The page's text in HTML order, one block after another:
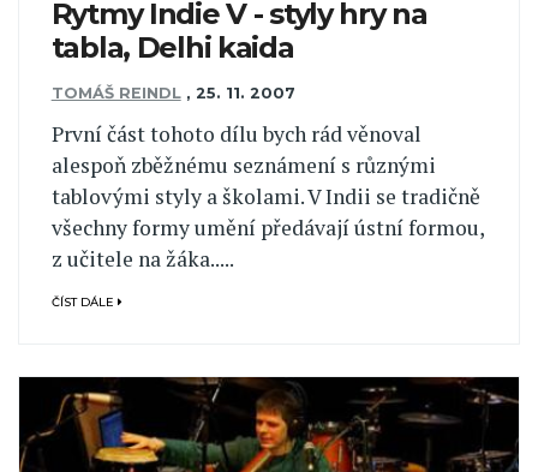
Rytmy Indie V - styly hry na
tabla, Delhi kaida
TOMÁŠ REINDL , 25. 11. 2007
První část tohoto dílu bych rád věnoval
alespoň zběžnému seznámení s různými
tablovými styly a školami. V Indii se tradičně
všechny formy umění předávají ústní formou,
z učitele na žáka.....
ČÍST DÁLE